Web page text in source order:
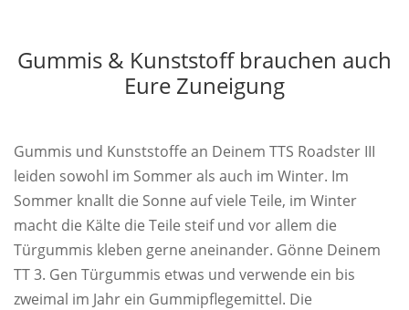
Gummis & Kunststoff brauchen auch
Eure Zuneigung
Gummis und Kunststoffe an Deinem TTS Roadster III
leiden sowohl im Sommer als auch im Winter. Im
Sommer knallt die Sonne auf viele Teile, im Winter
macht die Kälte die Teile steif und vor allem die
Türgummis kleben gerne aneinander. Gönne Deinem
TT 3. Gen Türgummis etwas und verwende ein bis
zweimal im Jahr ein Gummipflegemittel. Die